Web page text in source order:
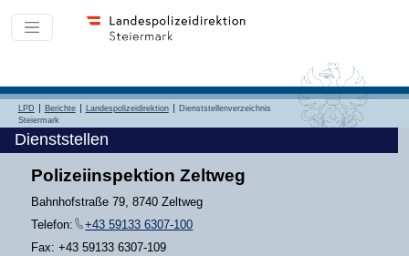
LPD Berichte Landespolizeidirektion
Dienststellenverzeichnis
Steiermark
Dienststellen
Polizeiinspektion Zeltweg
Bahnhofstraße 79, 8740 Zeltweg
Telefon:
+43 59133 6307-100
Fax: +43 59133 6307-109